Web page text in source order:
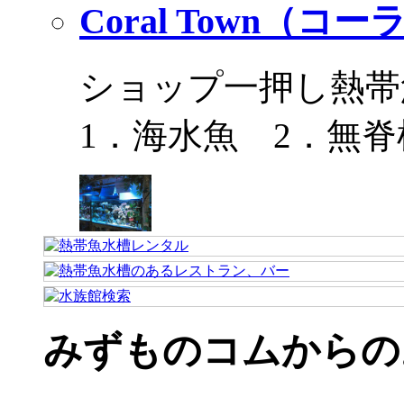
Coral Town（コー
ショップ一押し熱
1．海水魚 2．無脊
みずものコムから